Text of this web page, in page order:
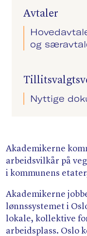
Avtaler
og
Nyttige
Akademikerne
arbeidsvilkår på
i kommunens
Akademikerne
lønnssystemet i
lokale, kollektive
arbeidsplass. Oslo